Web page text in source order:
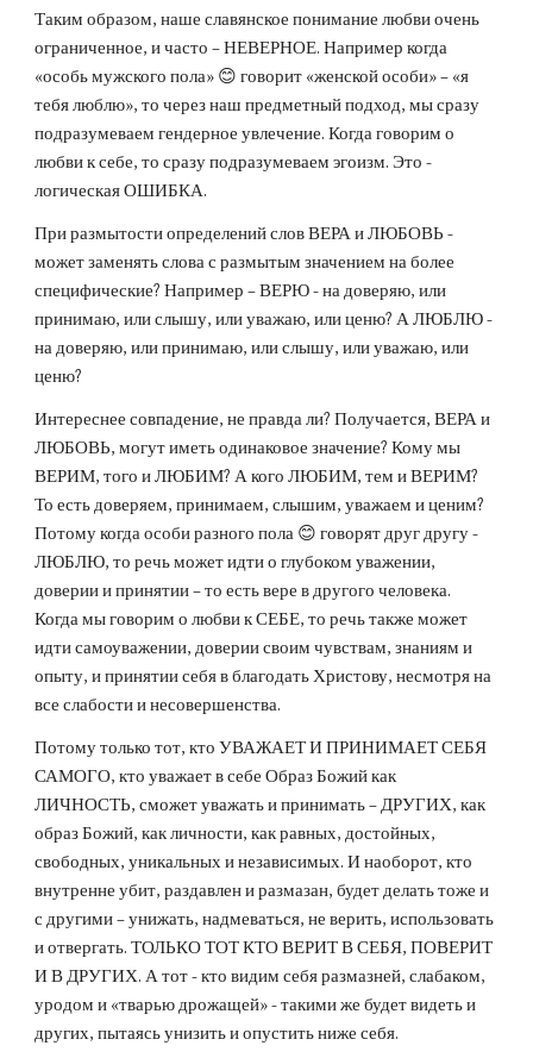
Таким образом, наше славянское понимание любви очень
ограниченное, и часто – НЕВЕРНОЕ. Например когда
«особь мужского пола» 😊 говорит «женской особи» – «я
тебя люблю», то через наш предметный подход, мы сразу
подразумеваем гендерное увлечение. Когда говорим о
любви к себе, то сразу подразумеваем эгоизм. Это -
логическая ОШИБКА.
При размытости определений слов ВЕРА и ЛЮБОВЬ -
может заменять слова с размытым значением на более
специфические? Например – ВЕРЮ - на доверяю, или
принимаю, или слышу, или уважаю, или ценю? А ЛЮБЛЮ -
на доверяю, или принимаю, или слышу, или уважаю, или
ценю?
Интереснее совпадение, не правда ли? Получается, ВЕРА и
ЛЮБОВЬ, могут иметь одинаковое значение? Кому мы
ВЕРИМ, того и ЛЮБИМ? А кого ЛЮБИМ, тем и ВЕРИМ?
То есть доверяем, принимаем, слышим, уважаем и ценим?
Потому когда особи разного пола 😊 говорят друг другу -
ЛЮБЛЮ, то речь может идти о глубоком уважении,
доверии и принятии – то есть вере в другого человека.
Когда мы говорим о любви к СЕБЕ, то речь также может
идти самоуважении, доверии своим чувствам, знаниям и
опыту, и принятии себя в благодать Христову, несмотря на
все слабости и несовершенства.
Потому только тот, кто УВАЖАЕТ И ПРИНИМАЕТ СЕБЯ
САМОГО, кто уважает в себе Образ Божий как
ЛИЧНОСТЬ, сможет уважать и принимать – ДРУГИХ, как
образ Божий, как личности, как равных, достойных,
свободных, уникальных и независимых. И наоборот, кто
внутренне убит, раздавлен и размазан, будет делать тоже и
с другими – унижать, надмеваться, не верить, использовать
и отвергать. ТОЛЬКО ТОТ КТО ВЕРИТ В СЕБЯ, ПОВЕРИТ
И В ДРУГИХ. А тот - кто видим себя размазней, слабаком,
уродом и «тварью дрожащей» - такими же будет видеть и
других, пытаясь унизить и опустить ниже себя.